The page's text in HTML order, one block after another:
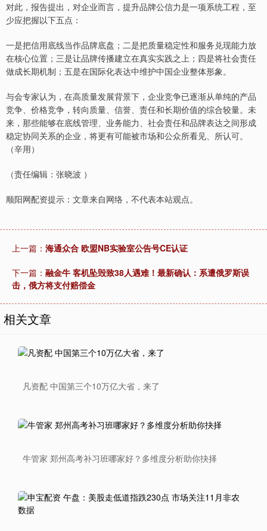
对此，报告提出，对企业而言，提升品牌公信力是一项系统工程，至
少应把握以下五点：
一是把信用底线当作品牌底盘；二是把质量稳定性和服务兑现能力放
在核心位置；三是让品牌传播建立在真实实践之上；四是将社会责任
做成长期机制；五是在国际化表达中维护中国企业整体形象。
与会专家认为，在高质量发展背景下，企业竞争已逐渐从单纯的产品
竞争、价格竞争，转向质量、信誉、责任和长期价值的综合较量。未
来，那些能够在底线管理、业务能力、社会责任和品牌表达之间形成
稳定协同关系的企业，将更有可能被市场和公众所看见、所认可。
（辛用）
（责任编辑：张晓波 ）
顺阳网配资提示：文章来自网络，不代表本站观点。
上一篇： 海通众合 欧盟NB实验室公告号CE认证
下一篇： 融金牛 客机坠毁致38人遇难！最新确认：系遭俄罗斯误
击，俄方将支付赔偿金
相关文章
凡资配 中国第三个10万亿大省，来了
牛管家 郑州高考补习班哪家好？多维度分析助你抉择